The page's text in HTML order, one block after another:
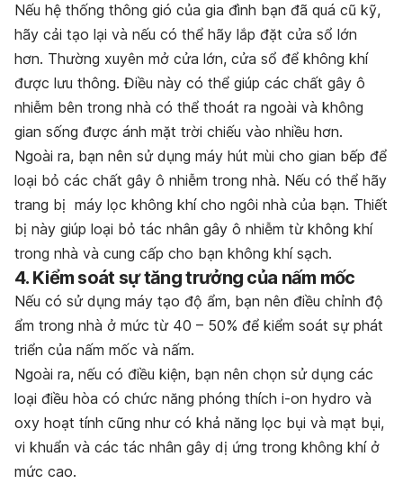
Nếu hệ thống thông gió của gia đình bạn đã quá cũ kỹ,
hãy cải tạo lại và nếu có thể hãy lắp đặt cửa sổ lớn
hơn. Thường xuyên mở cửa lớn, cửa sổ để không khí
được lưu thông. Điều này có thể giúp các chất gây ô
nhiễm bên trong nhà có thể thoát ra ngoài và không
gian sống được ánh mặt trời chiếu vào nhiều hơn.
Ngoài ra, bạn nên sử dụng máy hút mùi cho gian bếp để
loại bỏ các chất gây ô nhiễm trong nhà. Nếu có thể hãy
trang bị máy lọc không khí cho ngôi nhà của bạn. Thiết
bị này giúp loại bỏ tác nhân gây ô nhiễm từ không khí
trong nhà và cung cấp cho bạn không khí sạch.
4. Kiểm soát sự tăng trưởng của nấm mốc
Nếu có sử dụng máy tạo độ ẩm, bạn nên điều chỉnh độ
ẩm trong nhà ở mức từ 40 – 50% để kiểm soát sự phát
triển của nấm mốc và nấm.
Ngoài ra, nếu có điều kiện, bạn nên chọn sử dụng các
loại điều hòa có chức năng phóng thích i-on hydro và
oxy hoạt tính cũng như có khả năng lọc bụi và mạt bụi,
vi khuẩn và các tác nhân gây dị ứng trong không khí ở
mức cao.